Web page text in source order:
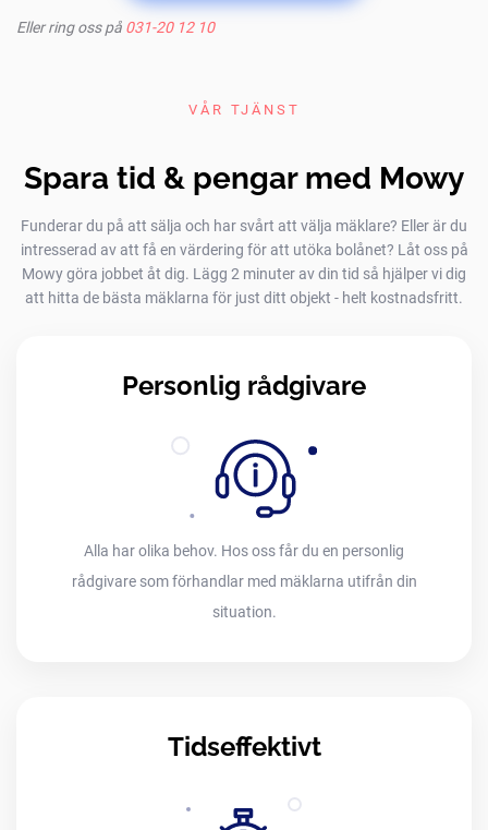
Eller ring oss på 031-20 12 10
VÅR TJÄNST
Spara tid & pengar med Mowy
Funderar du på att sälja och har svårt att välja mäklare? Eller är du
intresserad av att få en värdering för att utöka bolånet? Låt oss på
Mowy göra jobbet åt dig. Lägg 2 minuter av din tid så hjälper vi dig
att hitta de bästa mäklarna för just ditt objekt - helt kostnadsfritt.
Personlig rådgivare
Alla har olika behov. Hos oss får du en personlig
rådgivare som förhandlar med mäklarna utifrån din
situation.
Tidseffektivt